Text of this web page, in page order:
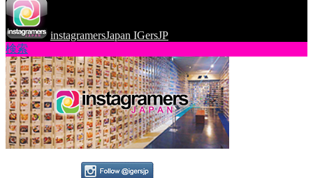
instagramersJapan IGersJP
検索